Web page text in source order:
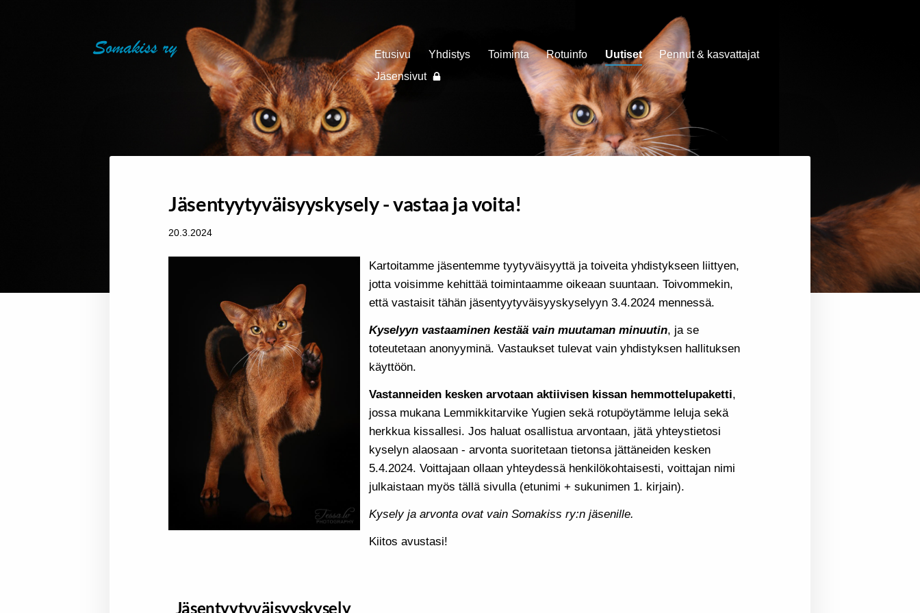
SOMAKISS RY Etusivu Yhdistys Toiminta Rotuinfo Uutiset
Pennut & kasvattajat
Jäsensivut
Jäsentyytyväisyyskysely - vastaa ja voita!
20.3.2024
Kartoitamme jäsentemme tyytyväisyyttä ja toiveita yhdistykseen liittyen,
jotta voisimme kehittää toimintaamme oikeaan suuntaan. Toivommekin,
että vastaisit tähän jäsentyytyväisyyskyselyyn 3.4.2024 mennessä.
Kyselyyn vastaaminen kestää vain muutaman minuutin, ja se
toteutetaan anonyyminä. Vastaukset tulevat vain yhdistyksen hallituksen
käyttöön.
Vastanneiden kesken arvotaan aktiivisen kissan hemmottelupaketti,
jossa mukana Lemmikkitarvike Yugien sekä rotupöytämme leluja sekä
herkkua kissallesi. Jos haluat osallistua arvontaan, jätä yhteystietosi
kyselyn alaosaan - arvonta suoritetaan tietonsa jättäneiden kesken
5.4.2024. Voittajaan ollaan yhteydessä henkilökohtaisesti, voittajan nimi
julkaistaan myös tällä sivulla (etunimi + sukunimen 1. kirjain).
Kysely ja arvonta ovat vain Somakiss ry:n jäsenille.
Kiitos avustasi!
Jäsentyytyväisyyskysely